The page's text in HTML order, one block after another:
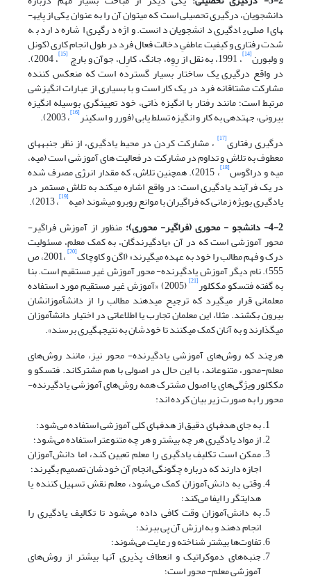
دانشجویان، درگیری تحصیلی است که می­توان آن را به عنوان یکی از پایه­
های اصلی یادگیری دانشجویان دانست. واژه درگیری اشاره دارد به
شدت رفتاری و کیفیت عاطفیِ دخالت فعال فرد در طول انجام کاری (کونل
و ولبورن[14] ، 1991، به نقل از رِوِه، جانگ، کارِل، جوآن و بارچ [15] ، 2004).
در واقع درگیری یک ساختار بسیار گسترده است که منعکس کننده
مشارکت مشتاقانه فرد در یک کار است و با بسیاری از عبارات انگیزشی
مرتبط است؛ مانند رفتار با انگیزه ذاتی، خود تعیین­گری بوسیله انگیزه
بیرونی، جهت­دهی به کار و انگیزه تسلط یابی (فورر و اسکینر[16]
، 2003).
درگیری رفتاری[17] ، مشارکت کردن در محیط یادگیری، از نظر جنبه­های
معطوف به تلاش و تداوم در مشارکت در فعالیت های آموزشی است (میه،
میه و دراگوس[18] ، 2015). همچنین تلاش، که مقدار انرژی مصرف شده
در یک فرآیند یادگیری است؛ در واقع اشاره می­کند به تلاش مستمر در
یادگیری بویژه زمانی که فراگیران با موانع روبرو می­شوند (میه[19]
، 2013).
4-2- دانشجو - محوری (فراگیر- محوری):
منظور از آموزش فراگیر-
محور آموزشی است که در آن «یادگیرندگان، به کمک معلم، مسئولیت
درک و فهم مطالب را خود به عهده می­گیرند» (اگن و کاوچاک[20] ،2001، ص
555). نام دیگر آموزش یادگیرنده- محور آموزش غیر مستقیم است. بنا
به گفته فتسکو مککلور[21] (2005) «آموزش غیر مستقیم مورد استفاده
معلمانی قرار می­گیرد که ترجیح می­­دهند مطالب را از دانش­آموزانشان
بیرون بکشند. مثلا، این معلمان تجارب یا اطلاعاتی در اختیار دانش­آموزان
می­گذارند و به آنان کمک می­کنند تا خودشان به نتیجه­گیری برسند».
هرچند که روش‌های آموزشی یادگیرنده- محور نیز، مانند روش‌های
معلم-محور، متنوع­اند، با این حال در اصولی با هم مشترک­اند. فتسکو و
مککلور ویژگی‌های یا اصول مشترک همه روش‌های آموزشی یادگیرنده-
محور را به صورت زیر بیان کرده اند:
به جای هدف­های دقیق از هدف­های کلی آموزشی استفاده ‌‌می‌شود؛
از مواد یادگیری هر چه بیشتر و هر چه متنوع­تر استفاده ‌‌می‌شود؛
ممکن است تکلیف یادگیری را معلم تعیین کند، اما دانش‌آموزان
اجازه دارند که درباره چگونگی انجام آن خودشان تصمیم بگیرند؛
وقتی به دانش‌آموزان کمک ‌‌می‌شود، معلم نقش تسهیل کننده یا
هدایت­گر را ایفا ‌‌می‌کند؛
به دانش‌آموزان وقت کافی داده ‌‌می‌شود تا تکالیف یادگیری را
انجام دهند و به ارزش آن پی ببرند؛
تفاوت‌ها بیشتر شناخته و رعایت ‌‌می‌شوند؛
جنبه‌های دموکراتیک و انعطاف پذیری آن­ها بیشتر از روش‌های
آموزشی معلم- محور است؛